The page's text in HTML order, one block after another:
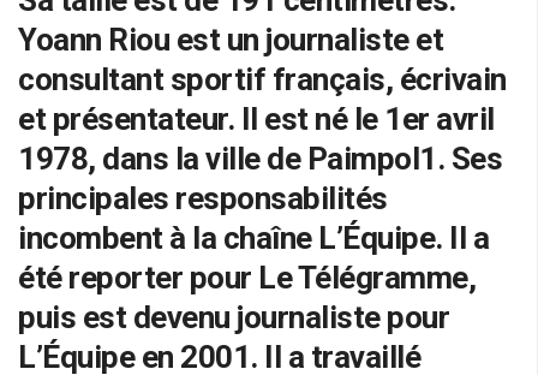
Yoann Riou est un journaliste et
consultant sportif français, écrivain
et présentateur. Il est né le 1er avril
1978, dans la ville de Paimpol1. Ses
principales responsabilités
incombent à la chaîne L’Équipe. Il a
été reporter pour Le Télégramme,
puis est devenu journaliste pour
L’Équipe en 2001. Il a travaillé